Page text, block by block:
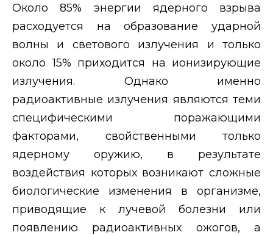
Около 85% энергии ядерного взрыва
расходуется на образование ударной
волны и светового излучения и только
около 15% приходится на ионизирующие
излучения. Однако именно
радиоактивные излучения являются теми
специфическими поражающими
факторами, свойственными только
ядерному оружию, в результате
воздействия которых возникают сложные
биологические изменения в организме,
приводящие к лучевой болезни или
появлению радиоактивных ожогов, а